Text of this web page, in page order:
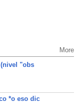
More
"obs
*o eso dic